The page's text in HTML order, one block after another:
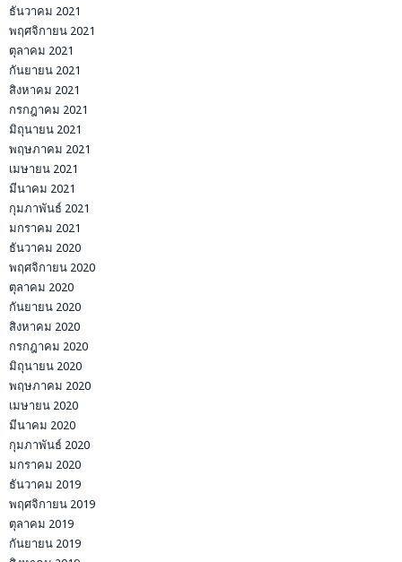
ธันวาคม 2021
พฤศจิกายน 2021
ตุลาคม 2021
กันยายน 2021
สิงหาคม 2021
กรกฎาคม 2021
มิถุนายน 2021
พฤษภาคม 2021
เมษายน 2021
มีนาคม 2021
กุมภาพันธ์ 2021
มกราคม 2021
ธันวาคม 2020
พฤศจิกายน 2020
ตุลาคม 2020
กันยายน 2020
สิงหาคม 2020
กรกฎาคม 2020
มิถุนายน 2020
พฤษภาคม 2020
เมษายน 2020
มีนาคม 2020
กุมภาพันธ์ 2020
มกราคม 2020
ธันวาคม 2019
พฤศจิกายน 2019
ตุลาคม 2019
กันยายน 2019